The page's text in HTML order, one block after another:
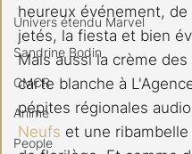
Univers étendu Marvel
Sandrine Bodin
CMCR
Anime
People
heureux événement,
jetés, la fiesta et bien
Mais aussi la crème
carte blanche à
pépites régionales
Neufs et une